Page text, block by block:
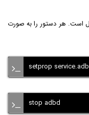
است. هر دستور را به صورت
setprop
stop adbd